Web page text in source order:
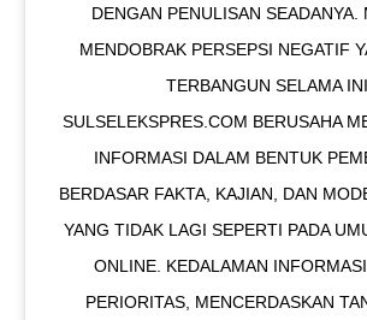
DENGAN PENULISAN SEADANYA.
MENDOBRAK PERSEPSI NEGATIF
TERBANGUN SELAMA INI.
SULSELEKSPRES.COM BERUSAHA
INFORMASI DALAM BENTUK
BERDASAR FAKTA, KAJIAN, DAN
YANG TIDAK LAGI SEPERTI PADA
ONLINE. KEDALAMAN
PERIORITAS, MENCERDASKAN